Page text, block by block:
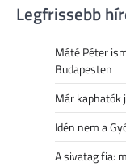
Legfrissebb
Máté Péter
Budapesten
Már kaphatók
Idén nem a
A sivatag fia: